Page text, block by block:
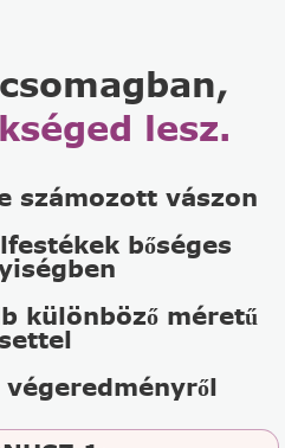
lesz.
számozott vászon
bőséges
különböző méretű